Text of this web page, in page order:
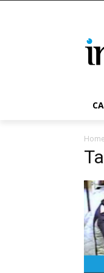
Home